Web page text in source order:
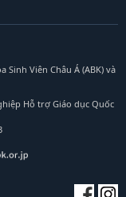
Viên Châu Á (ABK) và
Hỗ trợ Giáo dục Quốc